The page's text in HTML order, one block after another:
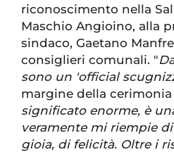
riconoscimento nella
Maschio Angioino, alla
sindaco, Gaetano
consiglieri comunali. "
sono un 'official
margine della cerimonia
significato enorme, è
veramente mi riempie
gioia, di felicità. Oltre i